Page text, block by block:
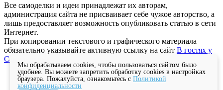
Все самоделки и идеи принадлежат их авторам,
администрация сайта не присваивает себе чужое авторство, а
лишь предоставляет возможность опубликовать статью в сети
Интернет.
При копировании текстового и графического материала
обязательно указывайте активную ссылку на сайт В гостях у
Самоделкина
Мы обрабатываем cookies, чтобы пользоваться сайтом было
удобнее. Вы можете запретить обработку cookies в настройках
браузера. Пожалуйста, ознакомьтесь с Политикой
конфиденциальности